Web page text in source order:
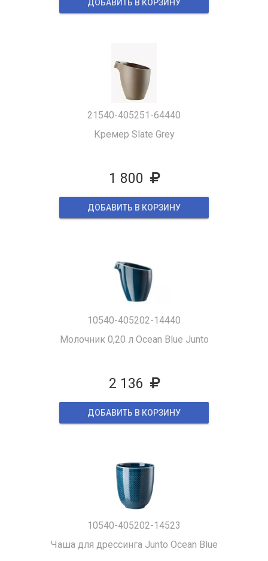
ДОБАВИТЬ В КОРЗИНУ
21540-405251-64440
Кремер Slate Grey
1 800
ДОБАВИТЬ В КОРЗИНУ
10540-405202-14440
Молочник 0,20 л Ocean Blue Junto
2 136
ДОБАВИТЬ В КОРЗИНУ
10540-405202-14523
Чаша для дрессинга Junto Ocean Blue